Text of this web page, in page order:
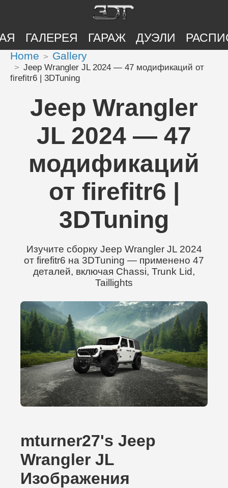
ГАЛЕРЕЯ ГАРАЖ ДУЭЛИ
Home Gallery
Jeep Wrangler JL 2024 — 47 модификаций от
firefitr6 | 3DTuning
Jeep Wrangler
JL 2024 — 47
модификаций
от firefitr6 |
3DTuning
Изучите сборку Jeep Wrangler JL 2024
от firefitr6 на 3DTuning — применено 47
деталей, включая Chassi, Trunk Lid,
Taillights
mturner27's Jeep
Wrangler JL
Изображения